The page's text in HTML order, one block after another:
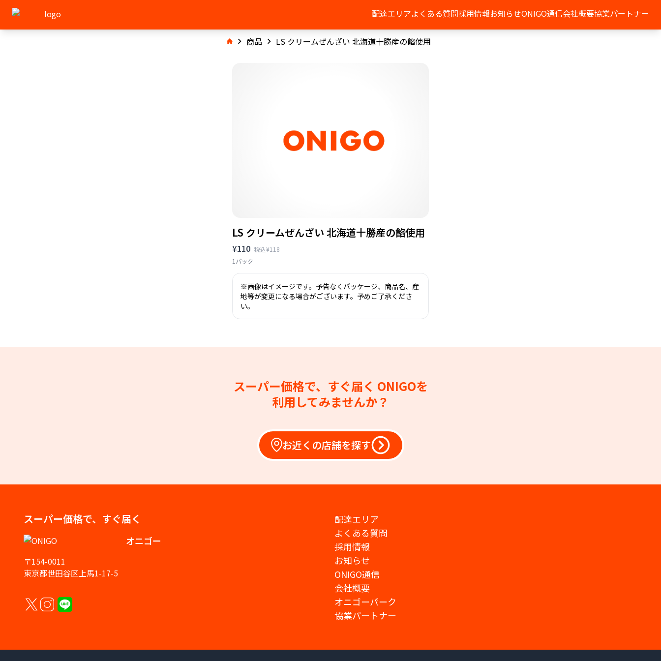
配達エリアよくある質問採用情報お知らせONIGO通信会社概要協業パートナー
商品 LS クリームぜんざい 北海道十勝産の餡使用
LS クリームぜんざい 北海道十勝産の餡使用
¥110 税込¥118
1パック
※画像はイメージです。予告なくパッケージ、商品名、産
地等が変更になる場合がございます。予めご了承くださ
い。
スーパー価格で、すぐ届く ONIGOを
利用してみませんか？
お近くの店舗を探す
スーパー価格で、すぐ届く
オニゴー
〒154-0011
東京都世田谷区上馬1-17-5
配達エリア
よくある質問
採用情報
お知らせ
ONIGO通信
会社概要
オニゴーパーク
協業パートナー